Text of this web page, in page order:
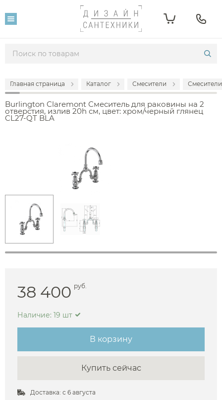
Главная страница Каталог Смесители
Burlington Claremont Смеситель для раковины на 2
отверстия, излив 20h см, цвет: хром/черный глянец
CL27-QT BLA
38 400 руб.
Наличие: 19 шт
В корзину
Купить сейчас
Доставка: с 6 августа